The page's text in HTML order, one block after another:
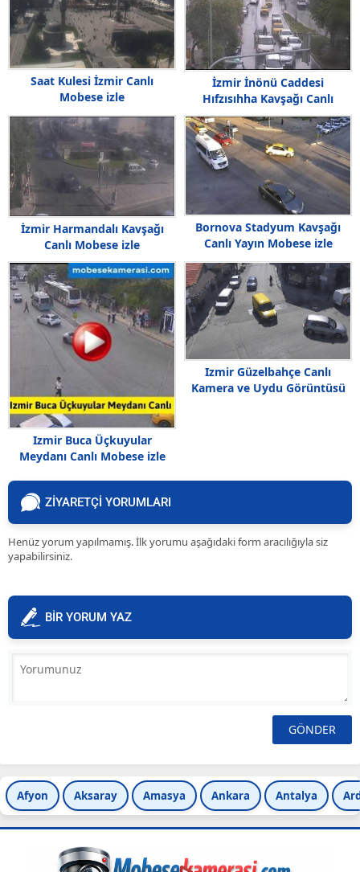
Saat Kulesi İzmir Canlı
Mobese izle
İzmir İnönü Caddesi
Hıfzısıhha Kavşağı Canlı
İzmir Harmandalı Kavşağı
Canlı Mobese izle
Bornova Stadyum Kavşağı
Canlı Yayın Mobese izle
Izmir Buca Üçkuyular
Meydanı Canlı Mobese izle
Izmir Güzelbahçe Canlı
Kamera ve Uydu Görüntüsü
ZİYARETÇİ YORUMLARI
Henüz yorum yapılmamış. İlk yorumu aşağıdaki form aracılığıyla siz
yapabilirsiniz.
BİR YORUM YAZ
Afyon Aksaray Amasya Ankara Antalya